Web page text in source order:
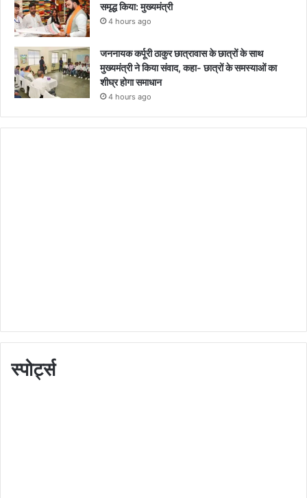
समृद्ध किया: मुख्यमंत्री
4 hours ago
जननायक कर्पूरी ठाकुर छात्रावास के छात्रों के साथ
मुख्यमंत्री ने किया संवाद, कहा- छात्रों के समस्याओं का
शीघ्र होगा समाधान
4 hours ago
स्पोर्ट्स